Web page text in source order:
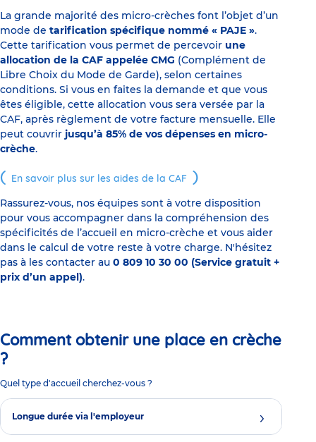
La grande majorité des micro-crèches font l’objet d’un
mode de tarification spécifique nommé « PAJE ».
Cette tarification vous permet de percevoir une
allocation de la CAF appelée CMG (Complément de
Libre Choix du Mode de Garde), selon certaines
conditions. Si vous en faites la demande et que vous
êtes éligible, cette allocation vous sera versée par la
CAF, après règlement de votre facture mensuelle. Elle
peut couvrir jusqu’à 85% de vos dépenses en micro-
crèche.
En savoir plus sur les aides de la CAF
Rassurez-vous, nos équipes sont à votre disposition
pour vous accompagner dans la compréhension des
spécificités de l’accueil en micro-crèche et vous aider
dans le calcul de votre reste à votre charge. N'hésitez
pas à les contacter au 0 809 10 30 00 (Service gratuit +
prix d’un appel).
Comment obtenir une place en crèche
?
Quel type d'accueil cherchez-vous ?
Longue durée via l'employeur